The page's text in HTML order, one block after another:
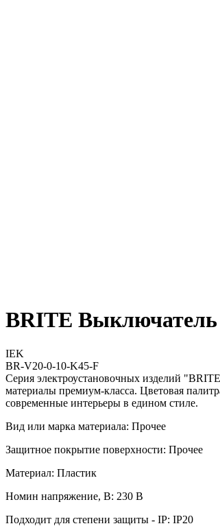
BRITE
IEK
BR-V20-0-10-K45-F
Серия электроустановочных изделий
материалы премиум-класса. Цветовая
современные интерьеры в едином стиле.
Вид или марка материала: Прочее
Защитное покрытие поверхности: Прочее
Материал: Пластик
Номин напряжение, В: 230 В
Подходит для степени защиты - IP: IP20